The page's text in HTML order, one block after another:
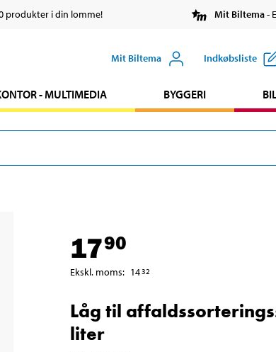
produkter i din lomme! Mit Biltema-
Mit Biltema Indkøbsliste
- MULTIMEDIA BYGGERI
1790
Ekskl. moms: 1432
Låg til
liter